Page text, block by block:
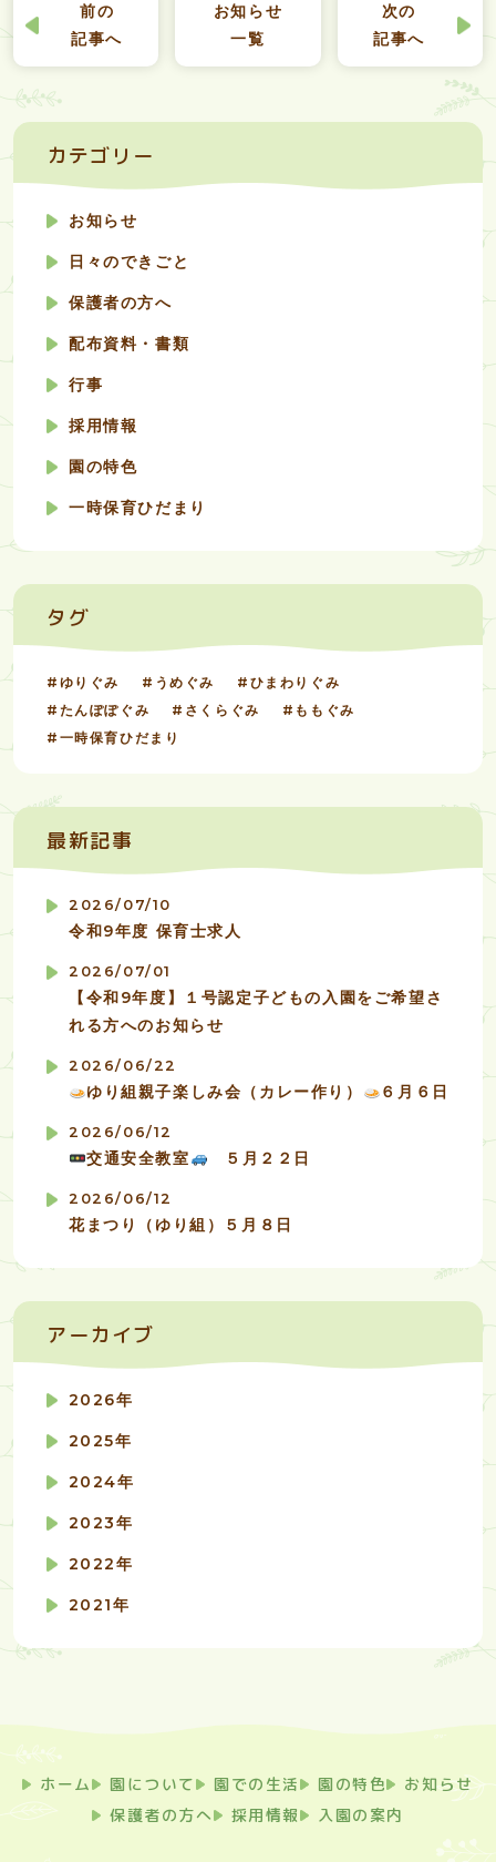
前の
記事へ
お知らせ
一覧
次の
記事へ
カテゴリー
お知らせ
日々のできごと
保護者の方へ
配布資料・書類
行事
採用情報
園の特色
一時保育ひだまり
タグ
ゆりぐみ うめぐみ
ひまわりぐみ
たんぽぽぐみ
さくらぐみ
ももぐみ
一時保育ひだまり
最新記事
2026/07/10
令和9年度 保育士求人
2026/07/01
【令和9年度】１号認定子どもの入園をご希望さ
れる方へのお知らせ
2026/06/22
ゆり組親子楽しみ会（カレー作り） ６月６日
2026/06/12
交通安全教室 ５月２２日
2026/06/12
花まつり（ゆり組）５月８日
アーカイブ
2026年
2025年
2024年
2023年
2022年
2021年
ホーム 園について 園での生活 園の特色
お知らせ
保護者の方へ
採用情報 入園の案内